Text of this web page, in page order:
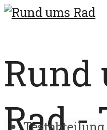
Rund
Rad -
Testabteilung